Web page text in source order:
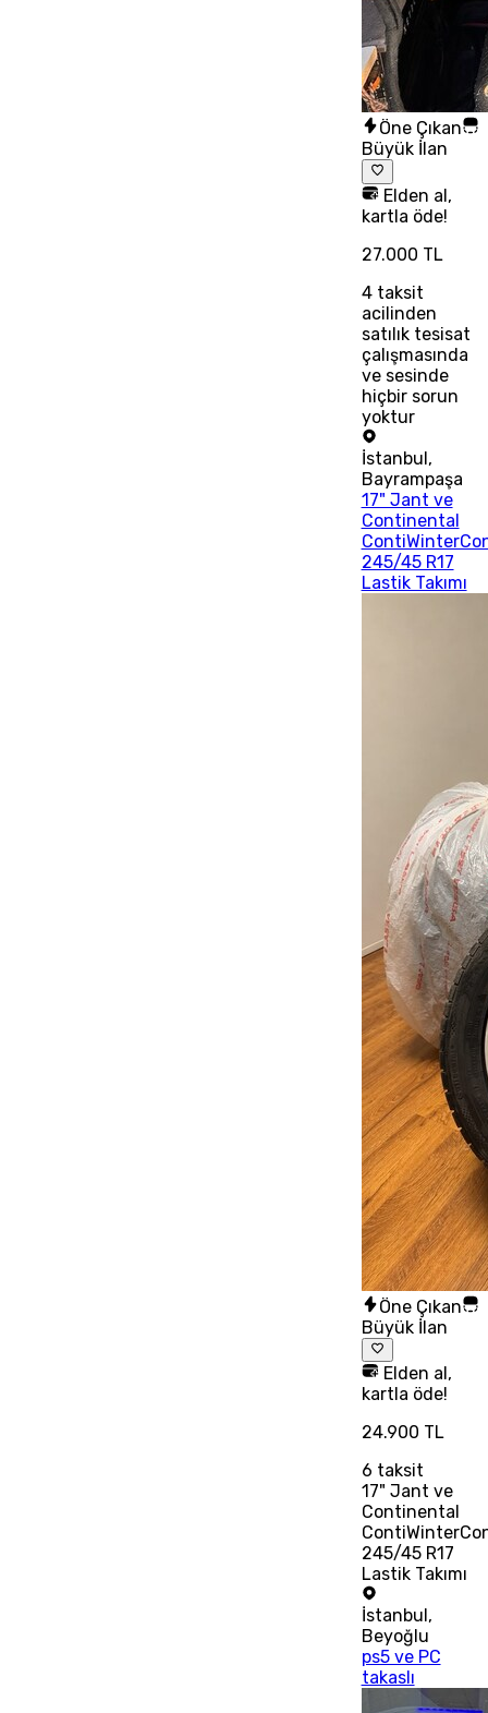
Öne Çıkan
Büyük İlan
Elden al,
kartla öde!
27.000 TL
4taksit
acilinden
satılık tesisat
çalışmasında
ve sesinde
hiçbir sorun
yoktur
İstanbul,
Bayrampaşa
17" Jant ve
Continental
245/45 R17
Lastik Takımı
Öne Çıkan
Büyük İlan
Elden al,
kartla öde!
24.900 TL
6 taksit
17" Jant ve
Continental
245/45 R17
Lastik Takımı
İstanbul,
Beyoğlu
ps5 ve PC
takaslı